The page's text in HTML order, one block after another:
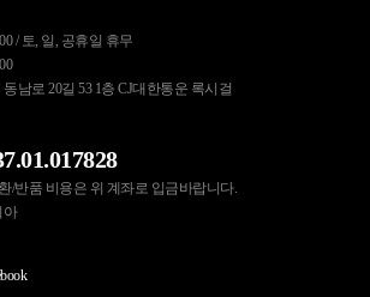
/ 토, 일, 공휴일 휴무
남로 20길 53 1층 CJ대한통운 록시걸
/반품 비용은 위 계좌로 입금바랍니다.
아